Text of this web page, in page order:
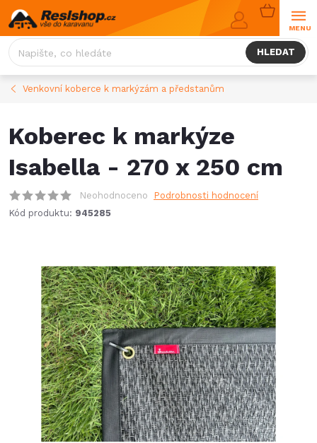
Přejít
na
obsah
HLEDAT
NÁKUPNÍ
KOŠÍK
Venkovní koberce k markýzám a předstanům
Koberec k markýze
Isabella - 270 x 250 cm
Neohodnoceno
Podrobnosti hodnocení
Kód produktu: 945285